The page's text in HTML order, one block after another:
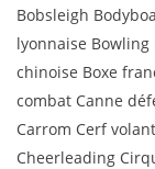
Bobsleigh
lyonnaise Bowling
chinoise Boxe
combat Canne
Carrom Cerf
Cheerleading